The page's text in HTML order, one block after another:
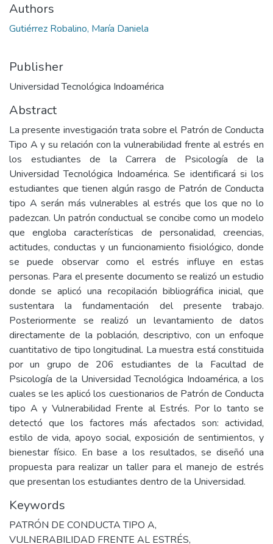
Authors
Gutiérrez Robalino, María Daniela
Publisher
Universidad Tecnológica Indoamérica
Abstract
La presente investigación trata sobre el Patrón de Conducta
Tipo A y su relación con la vulnerabilidad frente al estrés en
los estudiantes de la Carrera de Psicología de la
Universidad Tecnológica Indoamérica. Se identificará si los
estudiantes que tienen algún rasgo de Patrón de Conducta
tipo A serán más vulnerables al estrés que los que no lo
padezcan. Un patrón conductual se concibe como un modelo
que engloba características de personalidad, creencias,
actitudes, conductas y un funcionamiento fisiológico, donde
se puede observar como el estrés influye en estas
personas. Para el presente documento se realizó un estudio
donde se aplicó una recopilación bibliográfica inicial, que
sustentara la fundamentación del presente trabajo.
Posteriormente se realizó un levantamiento de datos
directamente de la población, descriptivo, con un enfoque
cuantitativo de tipo longitudinal. La muestra está constituida
por un grupo de 206 estudiantes de la Facultad de
Psicología de la Universidad Tecnológica Indoamérica, a los
cuales se les aplicó los cuestionarios de Patrón de Conducta
tipo A y Vulnerabilidad Frente al Estrés. Por lo tanto se
detectó que los factores más afectados son: actividad,
estilo de vida, apoyo social, exposición de sentimientos, y
bienestar físico. En base a los resultados, se diseñó una
propuesta para realizar un taller para el manejo de estrés
que presentan los estudiantes dentro de la Universidad.
Keywords
PATRÓN DE CONDUCTA TIPO A,
VULNERABILIDAD FRENTE AL ESTRÉS,